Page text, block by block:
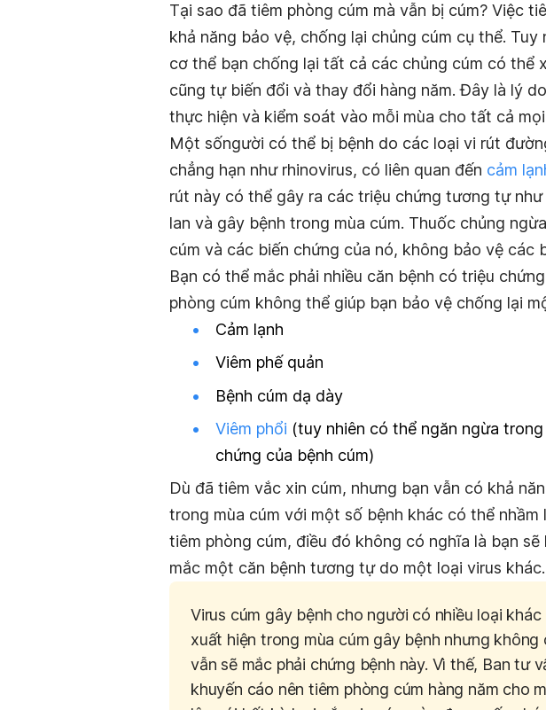
Tại sao đã tiêm phòng cúm mà vẫn bị cúm? Việc
khả năng bảo vệ, chống lại chủng cúm cụ thể.
cơ thể bạn chống lại tất cả các chủng cúm có thể
cũng tự biến đổi và thay đổi hàng năm. Đây là lý
thực hiện và kiểm soát vào mỗi mùa cho tất cả
Một sốngười có thể bị bệnh do các loại vi rút
chẳng hạn như rhinovirus, có liên quan đến cảm
rút này có thể gây ra các triệu chứng tương tự
lan và gây bệnh trong mùa cúm. Thuốc chủng
cúm và các biến chứng của nó, không bảo vệ các
Bạn có thể mắc phải nhiều căn bệnh có triệu
phòng cúm không thể giúp bạn bảo vệ chống lại
Cảm lạnh
Viêm phế quản
Bệnh cúm dạ dày
Viêm phổi (tuy nhiên có thể ngăn ngừa
chứng của bệnh cúm)
Dù đã tiêm vắc xin cúm, nhưng bạn vẫn có khả
trong mùa cúm với một số bệnh khác có thể nhầm
tiêm phòng cúm, điều đó không có nghĩa là bạn
mắc một căn bệnh tương tự do một loại virus khác.
Virus cúm gây bệnh cho người có nhiều loại
xuất hiện trong mùa cúm gây bệnh nhưng
vẫn sẽ mắc phải chứng bệnh này. Vì thế, Ban tư
khuyến cáo nên tiêm phòng cúm hàng năm cho